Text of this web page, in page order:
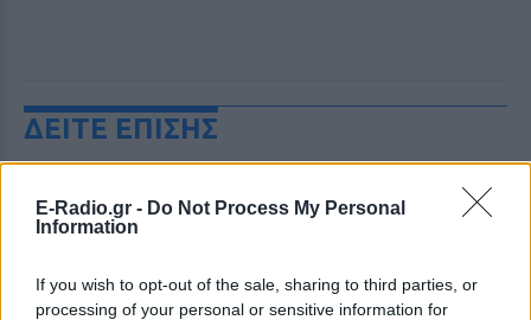
E-Radio.gr - Do Not Process My Personal
Information
If you wish to opt-out of the sale, sharing to third parties, or
processing of your personal or sensitive information for
ΔΕΙΤΕ ΕΠΙΣΗΣ
ΣΤΗΝ ΙΔΙΑ ΚΑΤΗΓΟΡΙΑ
ξενοδοχείου